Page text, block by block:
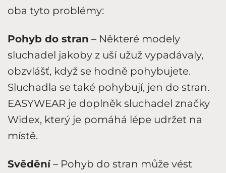
oba tyto problémy:
Pohyb do stran – Některé modely
sluchadel jakoby z uší užuž vypadávaly,
obzvlášť, když se hodně pohybujete.
Sluchadla se také pohybují, jen do stran.
EASYWEAR je doplněk sluchadel značky
Widex, který je pomáhá lépe udržet na
místě.
Svědění– Pohyb do stran může vést